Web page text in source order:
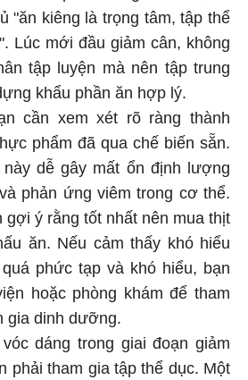
"ăn kiêng là trọng tâm, tập thể
Lúc mới đầu giảm cân, không
tập luyện mà nên tập trung
khẩu phần ăn hợp lý.
cần xem xét rõ ràng thành
phẩm đã qua chế biến sẵn.
dễ gây mất ổn định lượng
phản ứng viêm trong cơ thể.
gợi ý rằng tốt nhất nên mua thịt
ăn. Nếu cảm thấy khó hiểu
phức tạp và khó hiểu, bạn
hoặc phòng khám để tham
gia dinh dưỡng.
dáng trong giai đoạn giảm
phải tham gia tập thể dục. Một